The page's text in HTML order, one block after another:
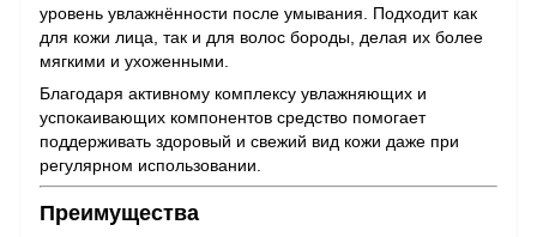
уровень увлажнённости после умывания. Подходит как
для кожи лица, так и для волос бороды, делая их более
мягкими и ухоженными.
Благодаря активному комплексу увлажняющих и
успокаивающих компонентов средство помогает
поддерживать здоровый и свежий вид кожи даже при
регулярном использовании.
Преимущества